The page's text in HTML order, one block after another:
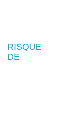
RISQUE
DE